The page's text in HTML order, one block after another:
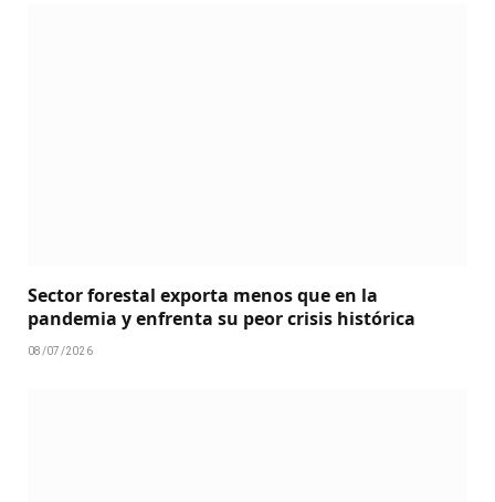
Sector forestal exporta menos que en la
pandemia y enfrenta su peor crisis histórica
08/07/2026